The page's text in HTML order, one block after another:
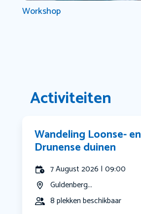
Workshop
Activiteiten
Wandeling Loonse- en
Drunense duinen
7 August 2026 | 09:00
Guldenberg...
8 plekken beschikbaar